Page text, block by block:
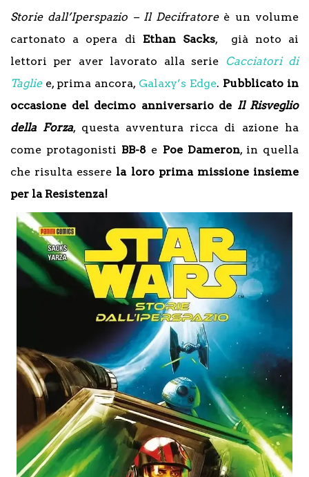
Storie dall’Iperspazio – Il Decifratoreè un volume
cartonato a opera di Ethan Sacks, già noto ai
lettori per aver lavorato alla serie Cacciatori di
Tagliee, prima ancora, Galaxy’s Edge. Pubblicato in
occasione del decimo anniversario de Il Risveglio
della Forza, questa avventura ricca di azione ha
come protagonisti BB-8 e Poe Dameron, in quella
che risulta essere la loro prima missione insieme
per la Resistenza!